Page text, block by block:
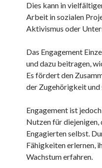
Dies kann in
Arbeit in sozialen
Aktivismus oder
Das Engagement
und dazu beitragen,
Es fördert den
der Zugehörigkeit und
Engagement ist
Nutzen für diejenigen,
Engagierten selbst.
Fähigkeiten erlernen,
Wachstum erfahren.